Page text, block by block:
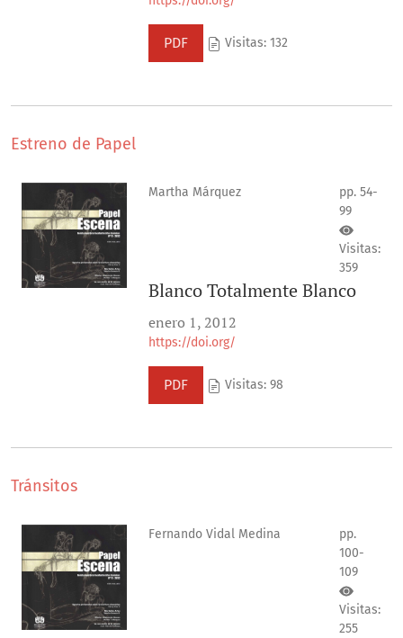
PDF Visitas: 132
Estreno de Papel
Martha Márquez
pp. 54-
99
Visitas:
359
Blanco Totalmente Blanco
enero 1, 2012
https://doi.org/
PDF Visitas: 98
Tránsitos
Fernando Vidal Medina
pp.
100-
109
Visitas:
255